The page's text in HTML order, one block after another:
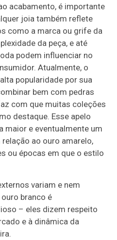
acabamento, é importante
joia também reflete
como a marca ou grife da
da peça, e até
podem influenciar no
Atualmente, o
popularidade por sua
bem com pedras
com que muitas coleções
destaque. Esse apelo
maior e eventualmente um
ao ouro amarelo,
ou épocas em que o estilo
variam e nem
branco é
– eles dizem respeito
e à dinâmica da